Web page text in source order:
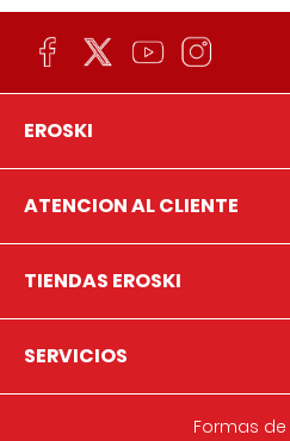
EROSKI
ATENCION AL CLIENTE
TIENDAS EROSKI
SERVICIOS
Formas